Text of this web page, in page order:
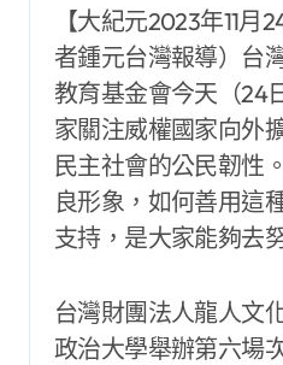
【大紀元2023年11
者鍾元台灣報導）台
教育基金會今天（24
家關注威權國家向外
民主社會的公民韌性
良形象，如何善用這
支持，是大家能夠去
台灣財團法人龍人文
政治大學舉辦第六場